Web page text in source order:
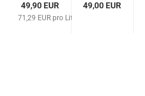
49,90 EUR
71,29 EUR pro Liter
49,00 EUR